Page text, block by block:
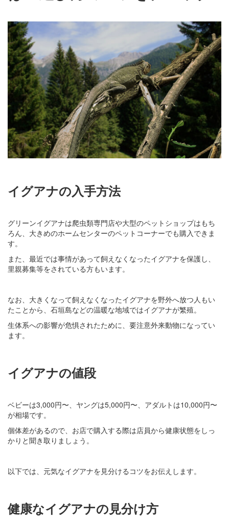
イグアナの入手方法
グリーンイグアナは爬虫類専門店や大型のペットショップはもち
ろん、大きめのホームセンターのペットコーナーでも購入できま
す。
また、最近では事情があって飼えなくなったイグアナを保護し、
里親募集等をされている方もいます。
なお、大きくなって飼えなくなったイグアナを野外へ放つ人もい
たことから、石垣島などの温暖な地域ではイグアナが繁殖。
生体系への影響が危惧されたために、要注意外来動物になってい
ます。
イグアナの値段
ベビーは3,000円〜、ヤングは5,000円〜、アダルトは10,000円〜
が相場です。
個体差があるので、お店で購入する際は店員から健康状態をしっ
かりと聞き取りましょう。
以下では、元気なイグアナを見分けるコツをお伝えします。
健康なイグアナの見分け方